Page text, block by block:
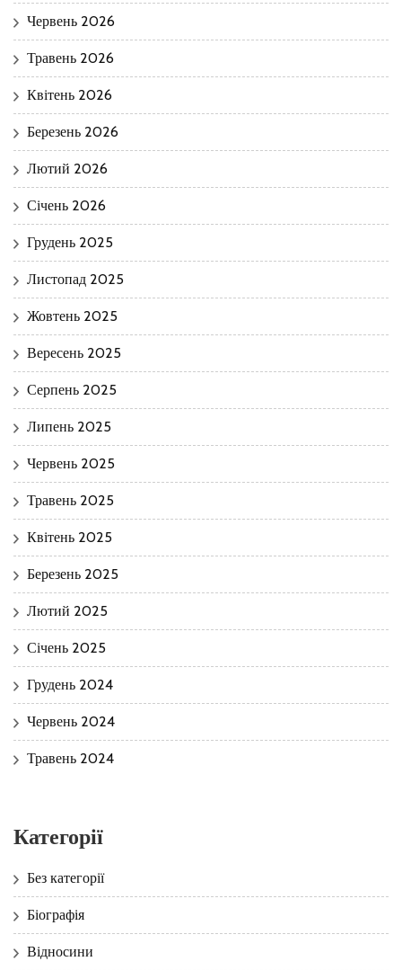
Червень 2026
Травень 2026
Квітень 2026
Березень 2026
Лютий 2026
Січень 2026
Грудень 2025
Листопад 2025
Жовтень 2025
Вересень 2025
Серпень 2025
Липень 2025
Червень 2025
Травень 2025
Квітень 2025
Березень 2025
Лютий 2025
Січень 2025
Грудень 2024
Червень 2024
Травень 2024
Категорії
Без категорії
Біографія
Відносини